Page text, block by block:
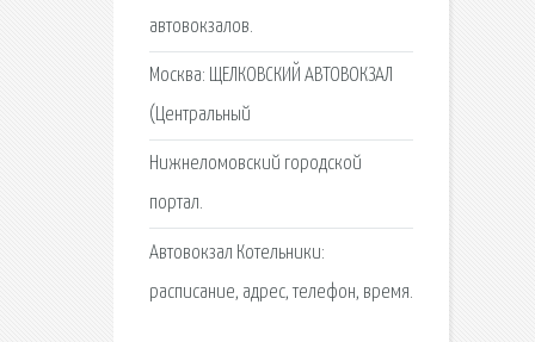
автовокзалов.
Москва: ЩЕЛКОВСКИЙ АВТОВОКЗАЛ
(Центральный
Нижнеломовский городской
портал.
Автовокзал Котельники:
расписание, адрес, телефон, время.